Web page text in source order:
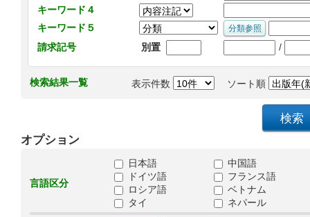
キーワード４
キーワード５
請求記号
別置 /
検索結果一覧 表示件数 ソート順
オプション
言語区分
日本語
中国語
ドイツ語
フランス語
ロシア語
ベトナム
タイ
ネパール